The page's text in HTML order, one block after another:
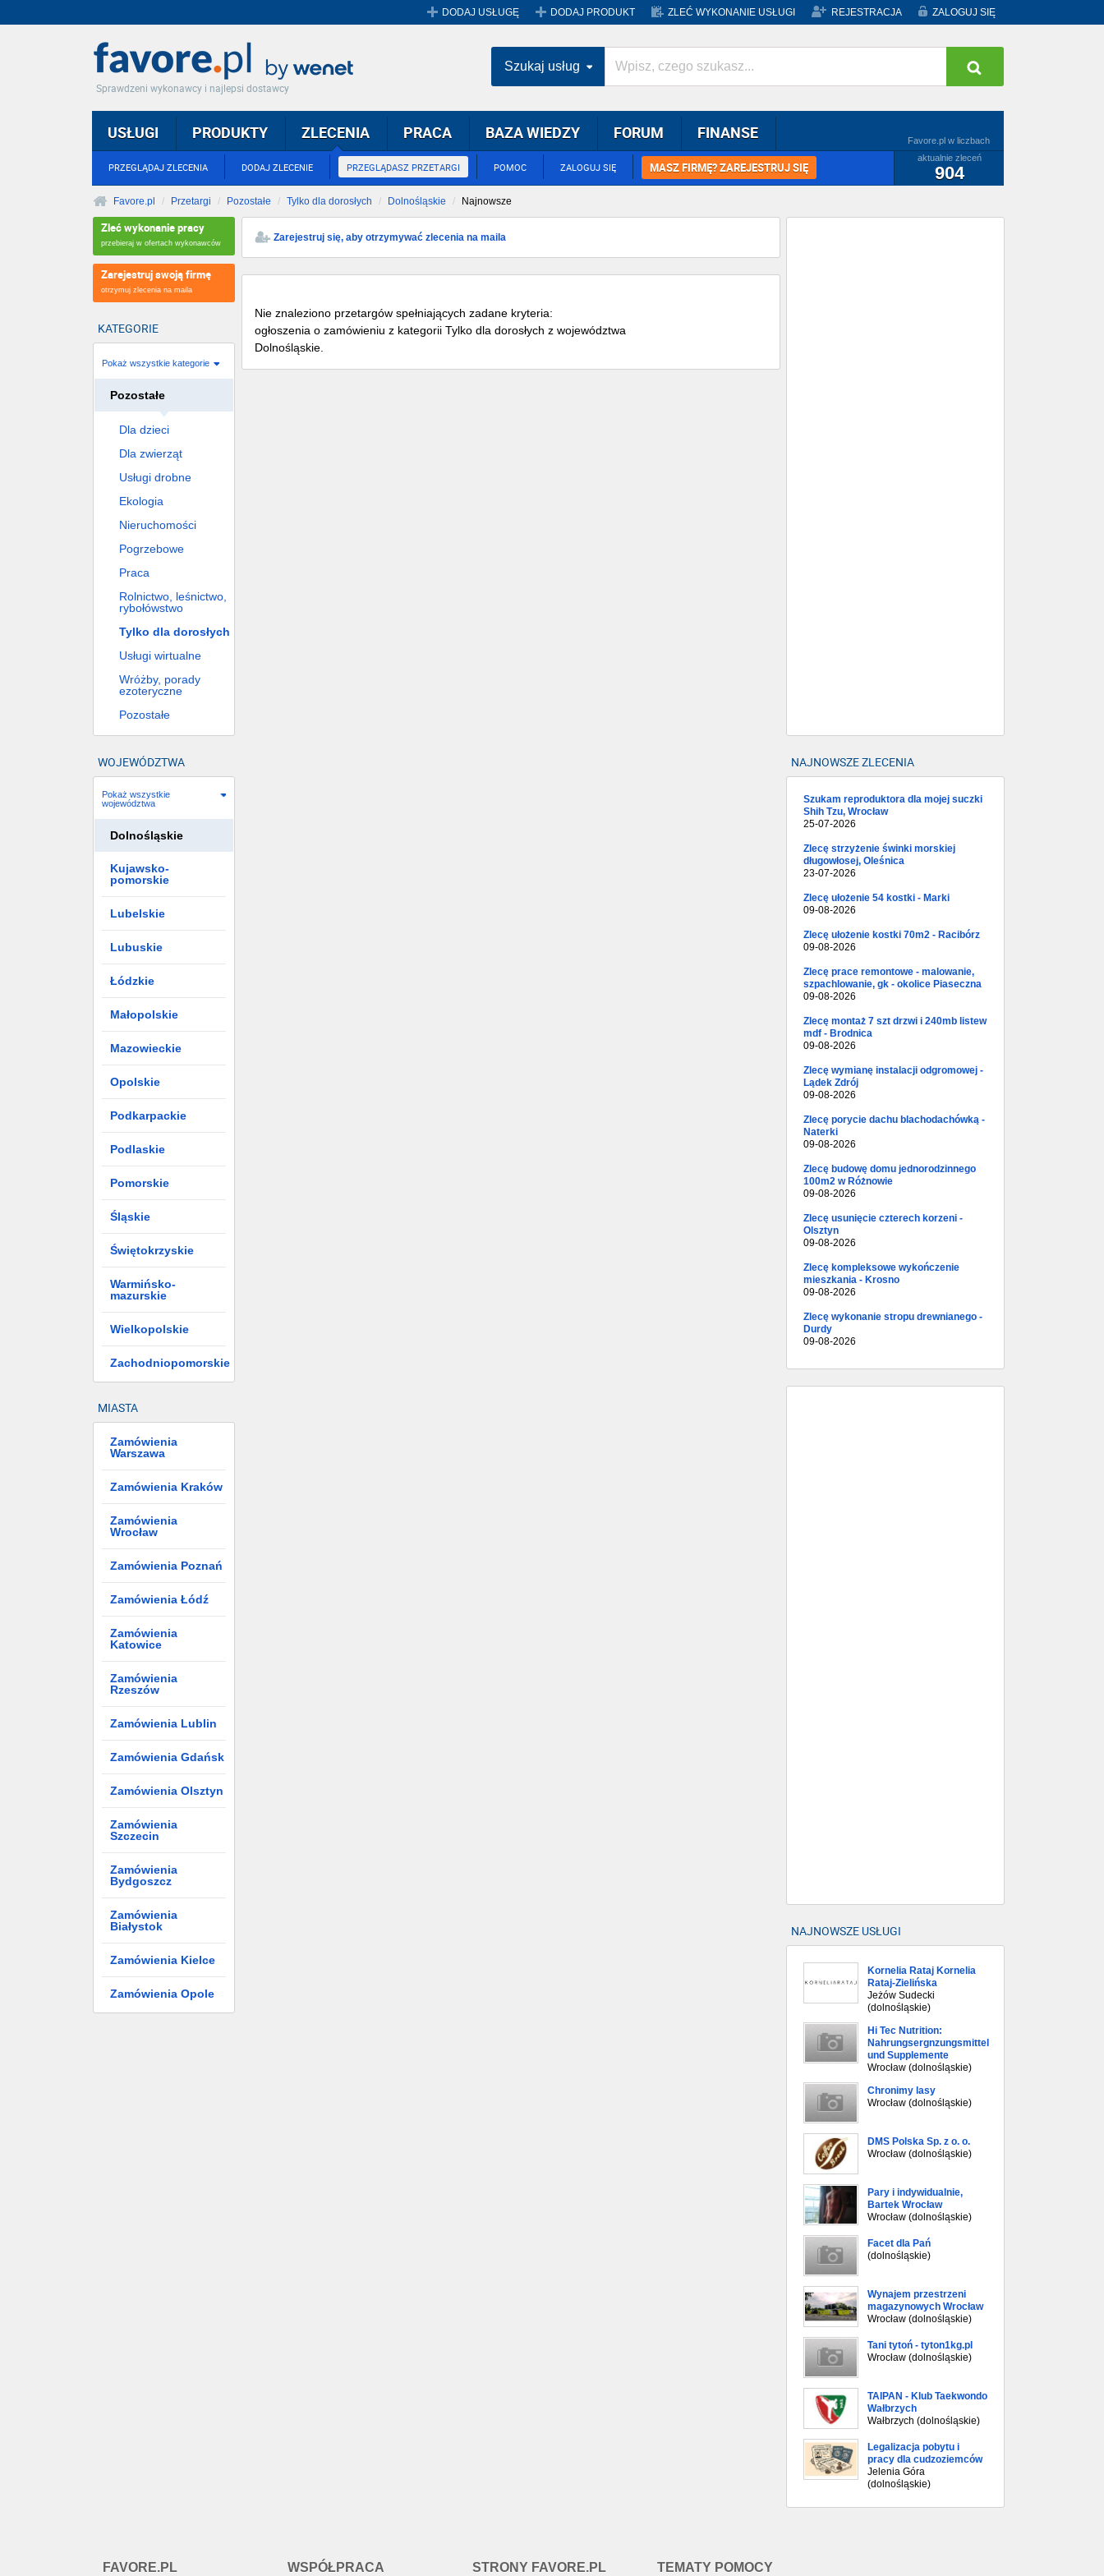
DODAJ USŁUGĘ DODAJ PRODUKT ZLEĆ WYKONANIE USŁUGI REJESTRACJA ZALOGUJ SIĘ
Sprawdzeni wykonawcy i najlepsi dostawcy
USŁUGI PRODUKTY ZLECENIA
PRZEGLĄDAJ ZLECENIA DODAJ ZLECENIE PRZEGLĄDASZ PRZETARGI POMOC ZALOGUJ SIĘ MASZ FIRMĘ? ZAREJESTRUJ SIĘ
Favore.pl w liczbach
aktualnie zleceń
904
PRACA BAZA WIEDZY FORUM FINANSE
Szukaj usług
Favore.pl Przetargi Pozostałe Tylko dla dorosłych Dolnośląskie Najnowsze
Zleć wykonanie pracy
przebieraj w ofertach wykonawców
Zarejestruj swoją firmę
otrzymuj zlecenia na maila
KATEGORIE
Pokaż wszystkie kategorie
Pozostałe
Dla dzieci
Dla zwierząt
Usługi drobne
Ekologia
Nieruchomości
Pogrzebowe
Praca
Rolnictwo, leśnictwo,
rybołówstwo
Tylko dla dorosłych
Usługi wirtualne
Wróżby, porady
ezoteryczne
Pozostałe
WOJEWÓDZTWA
Pokaż wszystkie
województwa
Dolnośląskie
Kujawsko-
pomorskie
Lubelskie
Lubuskie
Łódzkie
Małopolskie
Mazowieckie
Opolskie
Podkarpackie
Podlaskie
Pomorskie
Śląskie
Świętokrzyskie
Warmińsko-
mazurskie
Wielkopolskie
Zachodniopomorskie
MIASTA
Zamówienia
Warszawa
Zamówienia Kraków
Zamówienia
Wrocław
Zamówienia Poznań
Zamówienia Łódź
Zamówienia
Katowice
Zamówienia
Rzeszów
Zamówienia Lublin
Zamówienia Gdańsk
Zamówienia Olsztyn
Zamówienia
Szczecin
Zamówienia
Bydgoszcz
Zamówienia
Białystok
Zamówienia Kielce
Zamówienia Opole
Zarejestruj się, aby otrzymywać zlecenia na maila
Nie znaleziono przetargów spełniających zadane kryteria:
ogłoszenia o zamówieniu z kategorii Tylko dla dorosłych z województwa
Dolnośląskie.
NAJNOWSZE ZLECENIA
Szukam reproduktora dla mojej suczki
Shih Tzu, Wrocław
25-07-2026
Zlecę strzyżenie świnki morskiej
długowłosej, Oleśnica
23-07-2026
Zlecę ułożenie 54 kostki - Marki
09-08-2026
Zlecę ułożenie kostki 70m2 - Racibórz
09-08-2026
Zlecę prace remontowe - malowanie,
szpachlowanie, gk - okolice Piaseczna
09-08-2026
Zlecę montaż 7 szt drzwi i 240mb listew
mdf - Brodnica
09-08-2026
Zlecę wymianę instalacji odgromowej -
Lądek Zdrój
09-08-2026
Zlecę porycie dachu blachodachówką -
Naterki
09-08-2026
Zlecę budowę domu jednorodzinnego
100m2 w Różnowie
09-08-2026
Zlecę usunięcie czterech korzeni -
Olsztyn
09-08-2026
Zlecę kompleksowe wykończenie
mieszkania - Krosno
09-08-2026
Zlecę wykonanie stropu drewnianego -
Durdy
09-08-2026
NAJNOWSZE USŁUGI
Kornelia Rataj Kornelia
Rataj-Zielińska
Jeżów Sudecki
(dolnośląskie)
Hi Tec Nutrition:
Nahrungsergnzungsmittel
und Supplemente
Wrocław (dolnośląskie)
Chronimy lasy
Wrocław (dolnośląskie)
DMS Polska Sp. z o. o.
Wrocław (dolnośląskie)
Pary i indywidualnie,
Bartek Wrocław
Wrocław (dolnośląskie)
Facet dla Pań
(dolnośląskie)
Wynajem przestrzeni
magazynowych Wrocław
Wrocław (dolnośląskie)
Tani tytoń - tyton1kg.pl
Wrocław (dolnośląskie)
TAIPAN - Klub Taekwondo
Wałbrzych
Wałbrzych (dolnośląskie)
Legalizacja pobytu i
pracy dla cudzoziemców
Jelenia Góra
(dolnośląskie)
FAVORE.PL WSPÓŁPRACA STRONY FAVORE.PL TEMATY POMOCY